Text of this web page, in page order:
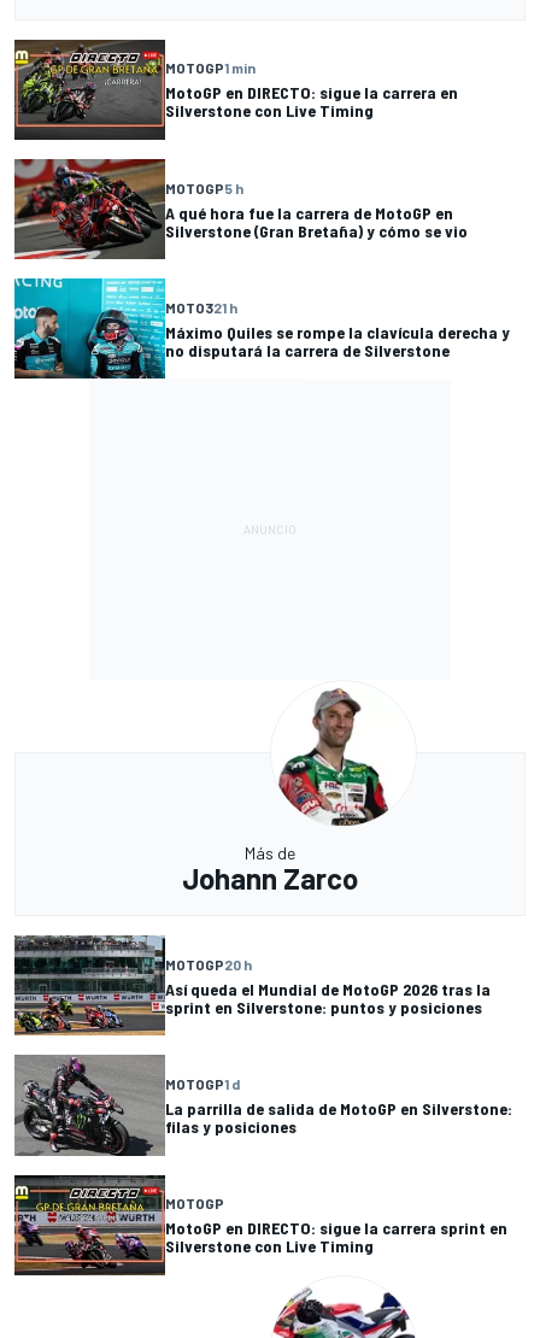
MOTOGP1 min
MotoGP en DIRECTO: sigue la carrera en
Silverstone con Live Timing
MOTOGP5 h
A qué hora fue la carrera de MotoGP en
Silverstone (Gran Bretaña) y cómo se vio
MOTO321 h
Máximo Quiles se rompe la clavícula derecha y
no disputará la carrera de Silverstone
Más de
Johann Zarco
MOTOGP20 h
Así queda el Mundial de MotoGP 2026 tras la
sprint en Silverstone: puntos y posiciones
MOTOGP1 d
La parrilla de salida de MotoGP en Silverstone:
filas y posiciones
MOTOGP
MotoGP en DIRECTO: sigue la carrera sprint en
Silverstone con Live Timing